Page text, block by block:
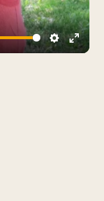
Settings
Enter